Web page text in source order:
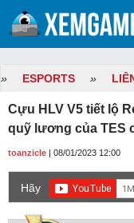
» ESPORTS »
Cựu HLV V5 tiết lộ
quỹ lương của TES
toanzicle | 08/01/2023 12:00
Hãy